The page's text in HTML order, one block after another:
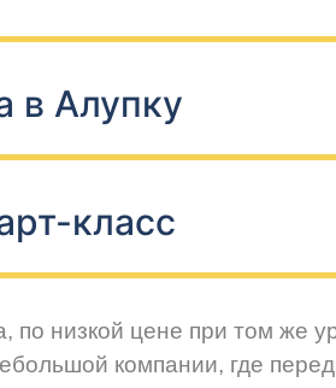
в Алупку
класс
по низкой цене при том же
компании, где